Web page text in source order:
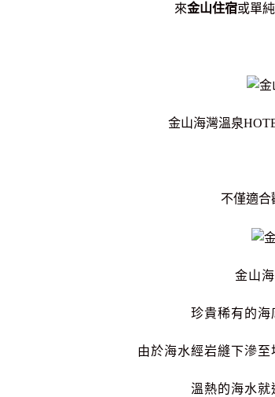
來金山住宿或單
金山海灣溫泉
不僅適合
金山
珍貴稀有的海
由於海水經岩縫下滲
溫熱的海水就